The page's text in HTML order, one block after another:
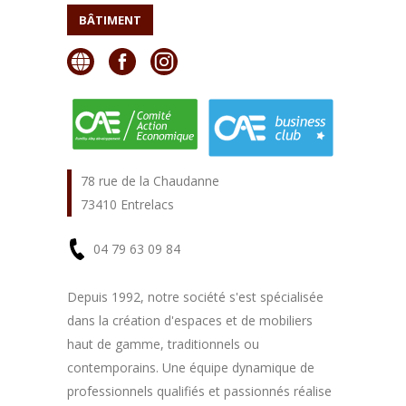
BÂTIMENT
78 rue de la Chaudanne
73410 Entrelacs
04 79 63 09 84
En
savoir
plus
Depuis 1992, notre société s'est spécialisée
dans la création d'espaces et de mobiliers
haut de gamme, traditionnels ou
contemporains. Une équipe dynamique de
professionnels qualifiés et passionnés réalise